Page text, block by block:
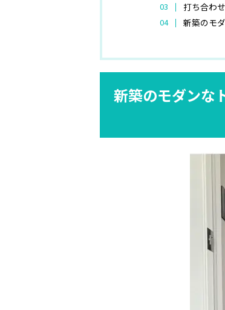
打ち合わ
新築のモ
新築のモダンな